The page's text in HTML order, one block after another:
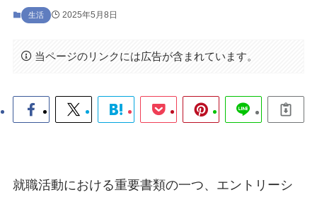
生活 2025年5月8日
当ページのリンクには広告が含まれています。
就職活動における重要書類の一つ、エントリーシ